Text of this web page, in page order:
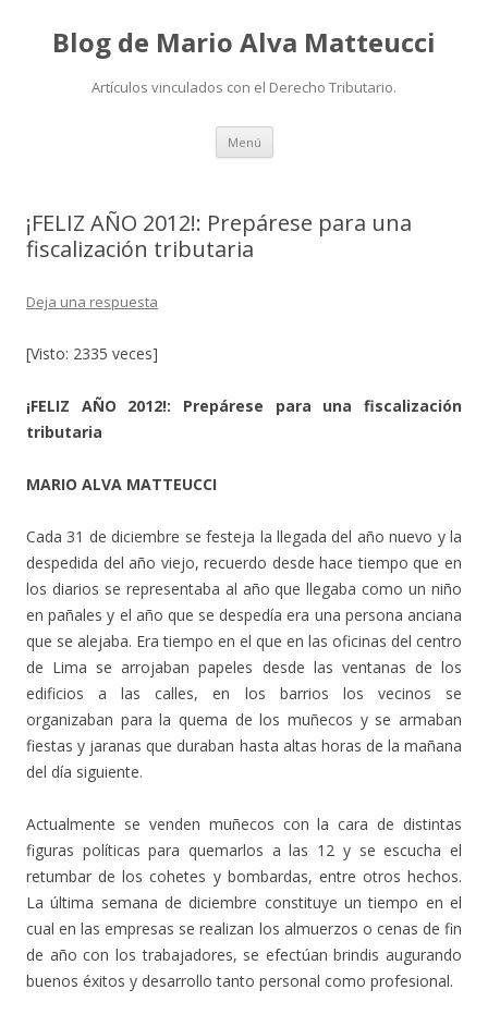
Blog de Mario Alva Matteucci
Artículos vinculados con el Derecho Tributario.
Menú Ir
contenido
¡FELIZ AÑO 2012!: Prepárese para una
fiscalización tributaria
Deja una respuesta
[Visto: 2335 veces]
¡FELIZ AÑO 2012!: Prepárese para una fiscalización
tributaria
MARIO ALVA MATTEUCCI
Cada 31 de diciembre se festeja la llegada del año nuevo y la
despedida del año viejo, recuerdo desde hace tiempo que en
los diarios se representaba al año que llegaba como un niño
en pañales y el año que se despedía era una persona anciana
que se alejaba. Era tiempo en el que en las oficinas del centro
de Lima se arrojaban papeles desde las ventanas de los
edificios a las calles, en los barrios los vecinos se
organizaban para la quema de los muñecos y se armaban
fiestas y jaranas que duraban hasta altas horas de la mañana
del día siguiente.
Actualmente se venden muñecos con la cara de distintas
figuras políticas para quemarlos a las 12 y se escucha el
retumbar de los cohetes y bombardas, entre otros hechos.
La última semana de diciembre constituye un tiempo en el
cual en las empresas se realizan los almuerzos o cenas de fin
de año con los trabajadores, se efectúan brindis augurando
buenos éxitos y desarrollo tanto personal como profesional.